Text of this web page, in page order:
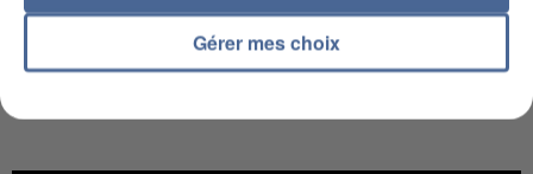
INTERMARCHÉ APRÈS UNE...
Gérer mes choix